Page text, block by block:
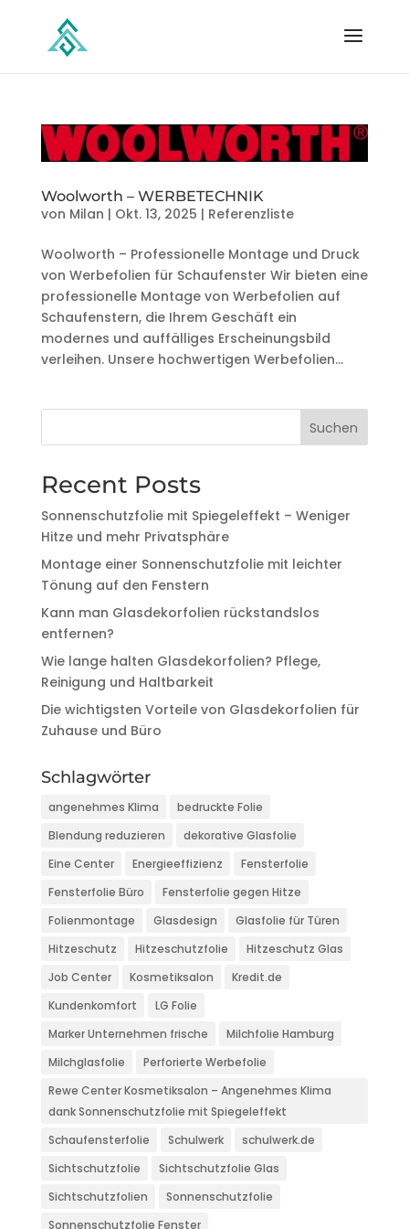
Woolworth – WERBETECHNIK
von Milan | Okt. 13, 2025 | Referenzliste
Woolworth – Professionelle Montage und Druck
von Werbefolien für Schaufenster Wir bieten eine
professionelle Montage von Werbefolien auf
Schaufenstern, die Ihrem Geschäft ein
modernes und auffälliges Erscheinungsbild
verleihen. Unsere hochwertigen Werbefolien...
Suchen
Recent Posts
Sonnenschutzfolie mit Spiegeleffekt – Weniger
Hitze und mehr Privatsphäre
Montage einer Sonnenschutzfolie mit leichter
Tönung auf den Fenstern
Kann man Glasdekorfolien rückstandslos
entfernen?
Wie lange halten Glasdekorfolien? Pflege,
Reinigung und Haltbarkeit
Die wichtigsten Vorteile von Glasdekorfolien für
Zuhause und Büro
Schlagwörter
angenehmes Klima
bedruckte Folie
Blendung reduzieren
dekorative Glasfolie
Eine Center
Energieeffizienz
Fensterfolie
Fensterfolie Büro
Fensterfolie gegen Hitze
Folienmontage
Glasdesign
Glasfolie für Türen
Hitzeschutz
Hitzeschutzfolie
Hitzeschutz Glas
Job Center
Kosmetiksalon
Kredit.de
Kundenkomfort
LG Folie
Marker Unternehmen frische
Milchfolie Hamburg
Milchglasfolie
Perforierte Werbefolie
Rewe Center Kosmetiksalon – Angenehmes Klima
dank Sonnenschutzfolie mit Spiegeleffekt
Schaufensterfolie
Schulwerk
schulwerk.de
Sichtschutzfolie
Sichtschutzfolie Glas
Sichtschutzfolien
Sonnenschutzfolie
Sonnenschutzfolie Fenster